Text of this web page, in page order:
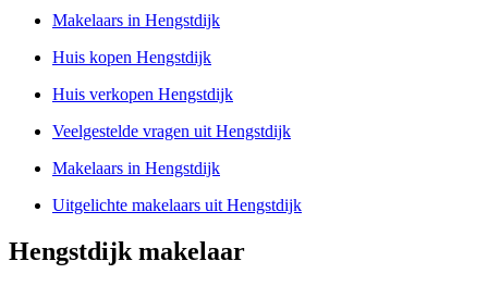
Makelaars in Hengstdijk
Huis kopen Hengstdijk
Huis verkopen Hengstdijk
Veelgestelde vragen uit Hengstdijk
Makelaars in Hengstdijk
Uitgelichte makelaars uit Hengstdijk
Hengstdijk makelaar